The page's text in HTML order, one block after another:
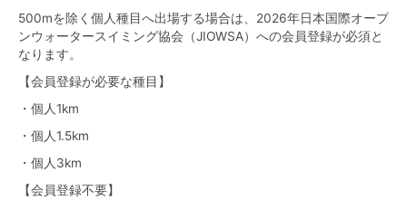
500mを除く個人種目へ出場する場合は、2026年日本国際オープ
ンウォータースイミング協会（JIOWSA）への会員登録が必須と
なります。
【会員登録が必要な種目】
・個人1km
・個人1.5km
・個人3km
【会員登録不要】